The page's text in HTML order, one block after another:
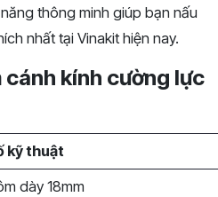
thông minh giúp bạn nấu
nhất tại Vinakit hiện nay.
kính cường lực
kỹ thuật
dày 18mm